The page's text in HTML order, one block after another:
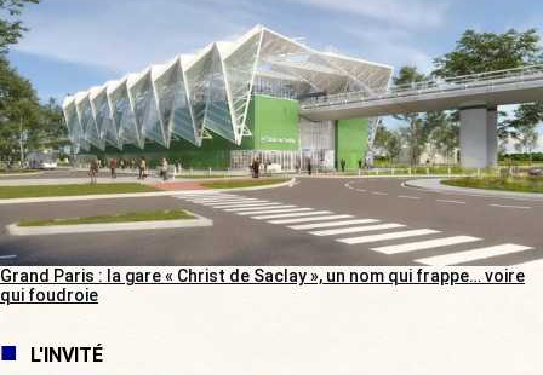
Grand Paris : la gare « Christ de Saclay », un nom qui frappe… voire
qui foudroie
L'INVITÉ